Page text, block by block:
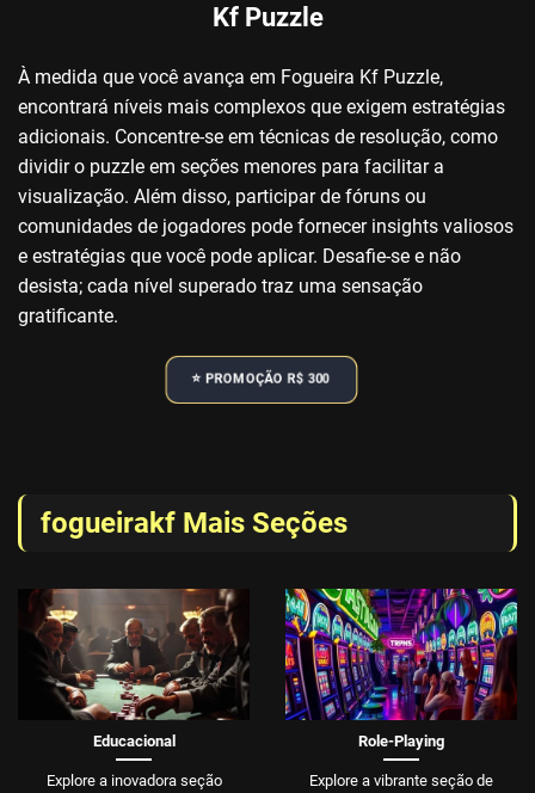
Kf Puzzle
À medida que você avança em Fogueira Kf Puzzle,
encontrará níveis mais complexos que exigem estratégias
adicionais. Concentre-se em técnicas de resolução, como
dividir o puzzle em seções menores para facilitar a
visualização. Além disso, participar de fóruns ou
comunidades de jogadores pode fornecer insights valiosos
e estratégias que você pode aplicar. Desafie-se e não
desista; cada nível superado traz uma sensação
gratificante.
⭐️ PROMOÇÃO R$ 300
fogueirakf Mais Seções
Educacional
Explore a inovadora seção
Role-Playing
Explore a vibrante seção de